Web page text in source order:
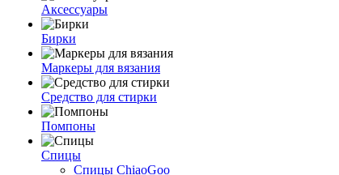
Аксессуары
Бирки
Маркеры для вязания
Средство для стирки
Помпоны
Спицы
Спицы ChiaoGoo